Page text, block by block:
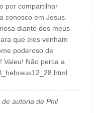
por compartilhar
conosco em Jesus.
diante dos meus
que eles venham
poderoso de
Valeu! Não perca a
autoria de Phil